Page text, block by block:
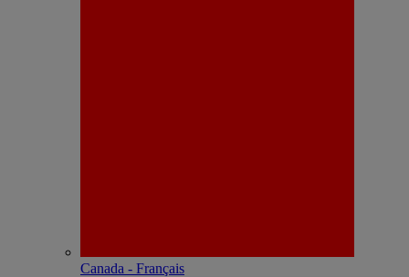
Canada - Français